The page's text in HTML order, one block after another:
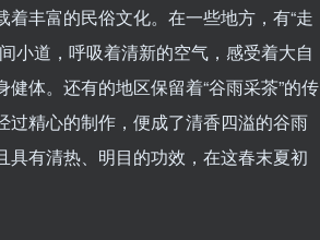
丰富的民俗文化。在一些地方，有“走
小道，呼吸着清新的空气，感受着大自
体。还有的地区保留着“谷雨采茶”的传
精心的制作，便成了清香四溢的谷雨
有清热、明目的功效，在这春末夏初